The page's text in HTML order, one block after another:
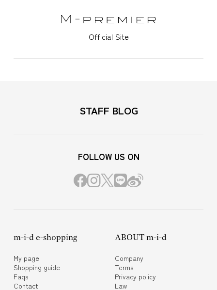
Official Site
STAFF BLOG
FOLLOW US ON
m-i-d e-shopping
My page
Shopping guide
Faqs
Contact
ABOUT m-i-d
Company
Terms
Privacy policy
Law